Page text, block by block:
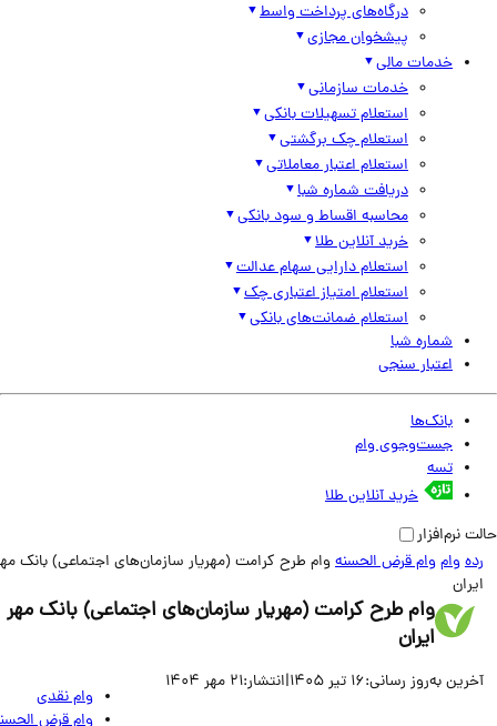
درگاه‌های پرداخت واسط
پیشخوان مجازی
خدمات مالی
خدمات سازمانی
استعلام تسهیلات بانکی
استعلام چک برگشتی
استعلام اعتبار معاملاتی
دریافت شماره شبا
محاسبه اقساط و سود بانکی
خرید آنلاین طلا
استعلام دارایی سهام عدالت
استعلام امتیاز اعتباری چک
استعلام ضمانت‌های بانکی
شماره شبا
اعتبار سنجی
بانک‌ها
جست‌وجوی وام
تسه
خرید آنلاین طلا
وام وام قرض الحسنهوام طرح کرامت (مهریار سازمان‌های اجتماعی) بانک مهر
وام طرح کرامت (مهریار سازمان‌های اجتماعی) بانک مهر
ایران
به‌روز رسانی:16 تیر 1405 |انتشار:21 مهر 1404
وام نقدی
وام قرض الحسنه